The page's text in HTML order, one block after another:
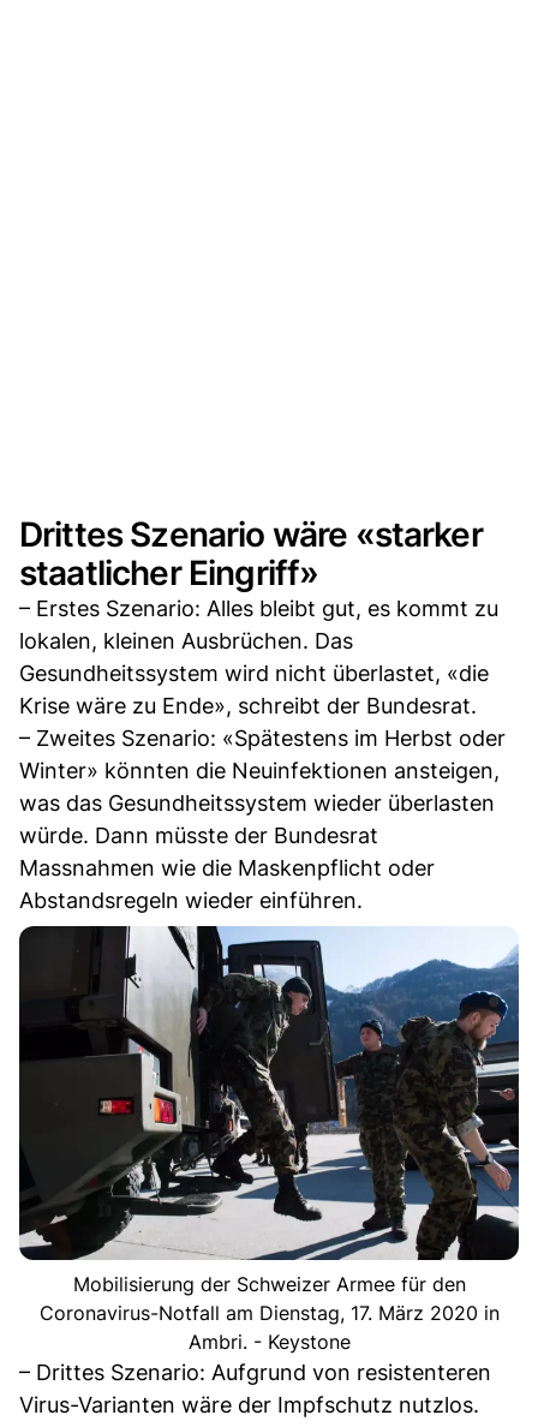
Drittes Szenario wäre «starker
staatlicher Eingriff»
– Erstes Szenario: Alles bleibt gut, es kommt zu
lokalen, kleinen Ausbrüchen. Das
Gesundheitssystem wird nicht überlastet, «die
Krise wäre zu Ende», schreibt der Bundesrat.
– Zweites Szenario: «Spätestens im Herbst oder
Winter» könnten die Neuinfektionen ansteigen,
was das Gesundheitssystem wieder überlasten
würde. Dann müsste der Bundesrat
Massnahmen wie die Maskenpflicht oder
Abstandsregeln wieder einführen.
Mobilisierung der Schweizer Armee für den
Coronavirus-Notfall am Dienstag, 17. März 2020 in
Ambri. - Keystone
– Drittes Szenario: Aufgrund von resistenteren
Virus-Varianten wäre der Impfschutz nutzlos.